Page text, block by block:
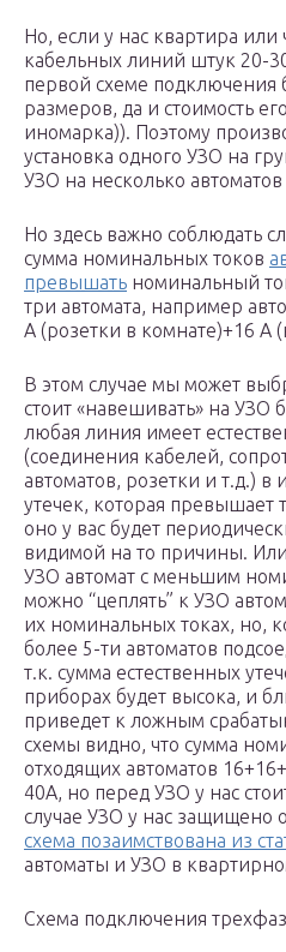
Но, если у нас квартира или
кабельных линий штук 20-
первой схеме подключения
размеров, да и стоимость
иномарка)). Поэтому
установка одного УЗО на
УЗО на несколько автоматов
Но здесь важно соблюдать
сумма номинальных токов
превышать номинальный
три автомата, например
А (розетки в комнате)+16 А
В этом случае мы может
стоит «навешивать» на УЗО
любая линия имеет
(соединения кабелей,
автоматов, розетки и т.д.) в
утечек, которая превышает
оно у вас будет
видимой на то причины.
УЗО автомат с меньшим
можно “цеплять” к УЗО
их номинальных токах, но,
более 5-ти автоматов
т.к. сумма естественных
приборах будет высока, и
приведет к ложным
схемы видно, что сумма
отходящих автоматов
40А, но перед УЗО у нас
случае УЗО у нас защищено
схема позаимствована из
автоматы и УЗО в
Схема подключения